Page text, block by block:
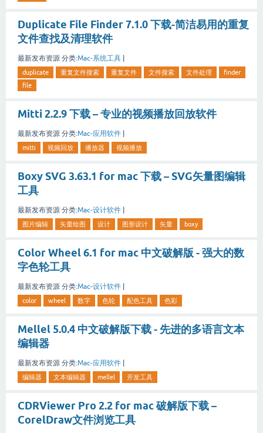
Duplicate File Finder 7.1.0 下载-简洁易用的重复
文件查找及清理软件
最新发布资源 分类:Mac-系统工具 |
duplicate 重复文件搜索 重复文件 文件搜索 文件处理
finder
file
Mitti 2.2.9 下载 – 专业的视频播放回放软件
最新发布资源 分类:Mac-应用软件 |
mitti 视频回放 播放器 视频播放
Boxy SVG 3.63.1 for mac 下载 – SVG矢量图编辑
工具
最新发布资源 分类:Mac-设计软件 |
图片编辑 矢量绘图 设计 图形设计 矢量 boxy
Color Wheel 6.1 for mac 中文破解版 - 强大的数
字色轮工具
最新发布资源 分类:Mac-设计软件 |
color wheel 数字 色轮 配色工具 色彩
Mellel 5.0.4 中文破解版下载 - 先进的多语言文本
编辑器
最新发布资源 分类:Mac-应用软件 |
编辑器 文本编辑器 mellel 开发工具
CDRViewer Pro 2.2 for mac 破解版下载 –
CorelDraw文件浏览工具